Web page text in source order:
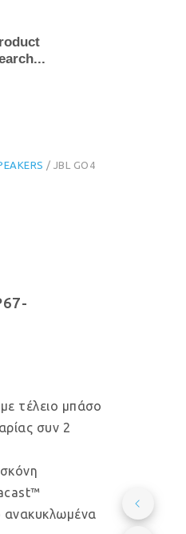
/ JBL GO4
τέλειο μπάσο
συν 2
ανακυκλωμένα